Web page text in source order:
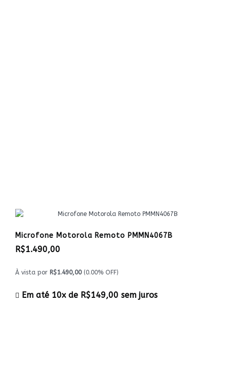
Microfone Motorola Remoto PMMN4067B
R$1.490,00
À vista por R$1.490,00(0.00% OFF)
Em até 10x de R$149,00 sem juros